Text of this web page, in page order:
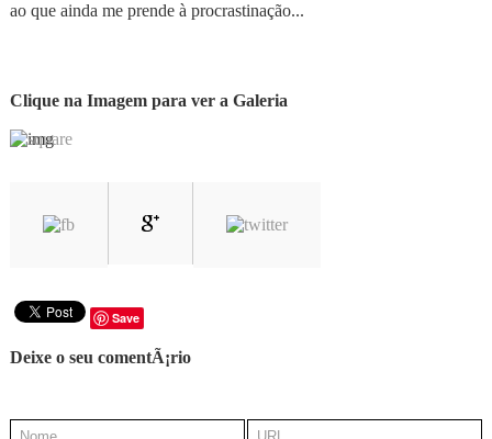
ao que ainda me prende à procrastinação...
Clique na Imagem para ver a Galeria
Save
Deixe o seu comentÃ¡rio